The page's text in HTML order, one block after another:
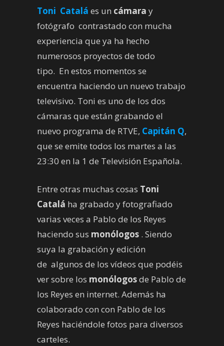
Toni Catalá es un cámara y
fotógrafo contrastado con mucha
experiencia que ya ha hecho
numerosos proyectos de todo
tipo. En estos momentos se
encuentra haciendo un nuevo trabajo
televisivo. Toni es uno de los dos
cámaras que están grabando el
nuevo programa de RTVE, Capitán Q,
que se emite todos los martes a las
23:30 en la 1 de Televisión Española.
Entre otras muchas cosas Toni
Catalá ha grabado y fotografiado
varias veces a Pablo de los Reyes
haciendo sus monólogos . Siendo
suya la grabación y edición
de algunos de los vídeos que podéis
ver sobre los monólogosde Pablo de
los Reyes en internet. Además ha
colaborado con con Pablo de los
Reyes haciéndole fotos para diversos
carteles.